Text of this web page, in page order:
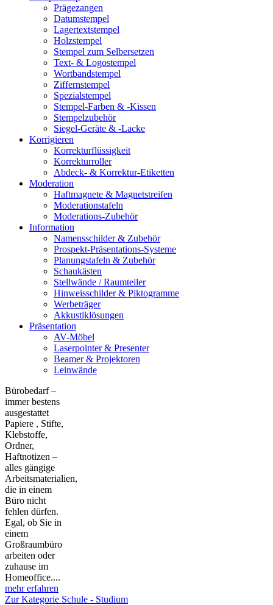
Prägezangen
Datumstempel
Lagertextstempel
Holzstempel
Stempel zum Selbersetzen
Text- & Logostempel
Wortbandstempel
Ziffernstempel
Spezialstempel
Stempel-Farben & -Kissen
Stempelzubehör
Siegel-Geräte & -Lacke
Korrigieren
Korrekturflüssigkeit
Korrekturroller
Abdeck- & Korrektur-Etiketten
Moderation
Haftmagnete & Magnetstreifen
Moderationstafeln
Moderations-Zubehör
Information
Namensschilder & Zubehör
Prospekt-Präsentations-Systeme
Planungstafeln & Zubehör
Schaukästen
Stellwände / Raumteiler
Hinweisschilder & Piktogramme
Werbeträger
Akkustiklösungen
Präsentation
AV-Möbel
Laserpointer & Presenter
Beamer & Projektoren
Leinwände
Bürobedarf –
immer bestens
ausgestattet
Papiere , Stifte,
Klebstoffe,
Ordner,
Haftnotizen –
alles gängige
Arbeitsmaterialien,
die in einem
Büro nicht
fehlen dürfen.
Egal, ob Sie in
einem
Großraumbüro
arbeiten oder
zuhause im
Homeoffice....
mehr erfahren
Zur Kategorie Schule - Studium